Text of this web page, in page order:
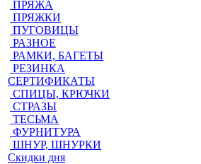
ПРЯЖА
ПРЯЖКИ
ПУГОВИЦЫ
РАЗНОЕ
РАМКИ, БАГЕТЫ
РЕЗИНКА
СЕРТИФИКАТЫ
СПИЦЫ, КРЮЧКИ
СТРАЗЫ
ТЕСЬМА
ФУРНИТУРА
ШНУР, ШНУРКИ
Скидки дня